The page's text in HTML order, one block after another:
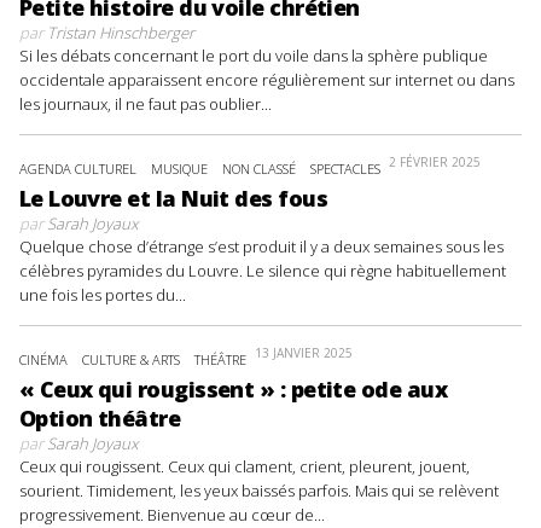
Petite histoire du voile chrétien
parTristan Hinschberger
Si les débats concernant le port du voile dans la sphère publique
occidentale apparaissent encore régulièrement sur internet ou dans
les journaux, il ne faut pas oublier...
AGENDA CULTUREL MUSIQUE NON CLASSÉ SPECTACLES 2 FÉVRIER 2025
Le Louvre et la Nuit des fous
parSarah Joyaux
Quelque chose d’étrange s’est produit il y a deux semaines sous les
célèbres pyramides du Louvre. Le silence qui règne habituellement
une fois les portes du...
CINÉMA CULTURE & ARTS THÉÂTRE 13 JANVIER 2025
« Ceux qui rougissent » : petite ode aux
Option théâtre
parSarah Joyaux
Ceux qui rougissent. Ceux qui clament, crient, pleurent, jouent,
sourient. Timidement, les yeux baissés parfois. Mais qui se relèvent
progressivement. Bienvenue au cœur de...